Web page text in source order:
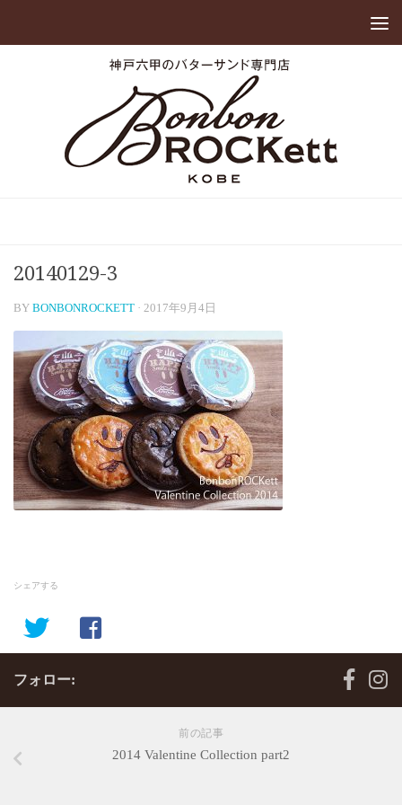
20140129-3
BY BONBONROCKETT · 2017年9月4日
シェアする
フォロー:
前の記事
2014 Valentine Collection part2